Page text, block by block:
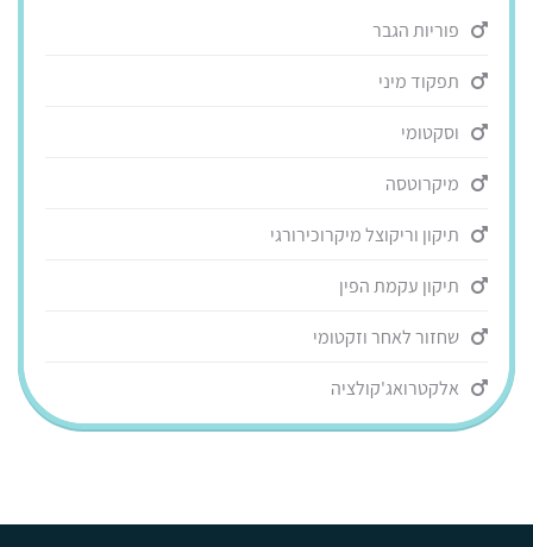
פוריות הגבר
תפקוד מיני
וסקטומי
מיקרוטסה
תיקון וריקוצל מיקרוכירורגי
תיקון עקמת הפין
שחזור לאחר וזקטומי
אלקטרואג'קולציה